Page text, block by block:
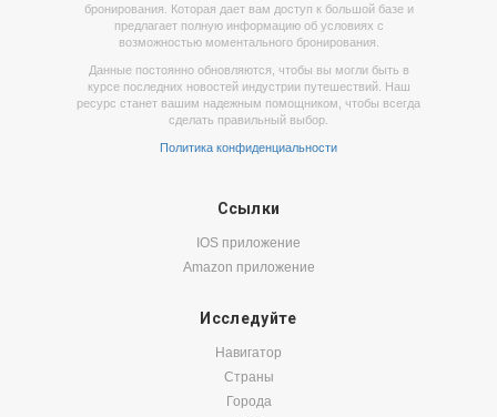
бронирования. Которая дает вам доступ к большой базе и
предлагает полную информацию об условиях с
возможностью моментального бронирования.
Данные постоянно обновляются, чтобы вы могли быть в
курсе последних новостей индустрии путешествий. Наш
ресурс станет вашим надежным помощником, чтобы всегда
сделать правильный выбор.
Политика конфиденциальности
Ссылки
IOS приложение
Amazon приложение
Исследуйте
Навигатор
Страны
Города